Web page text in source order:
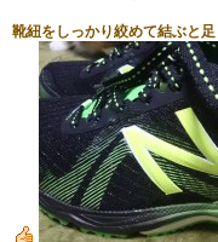
靴紐をしっかり絞めて結ぶと